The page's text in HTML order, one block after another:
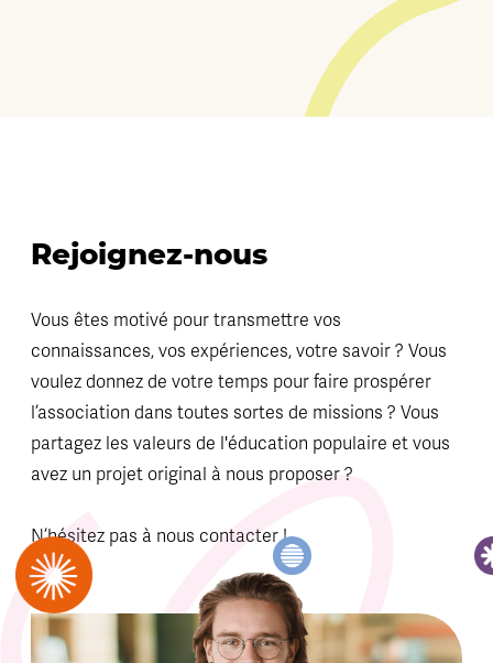
Rejoignez-nous
Vous êtes motivé pour transmettre vos
connaissances, vos expériences, votre savoir ? Vous
voulez donnez de votre temps pour faire prospérer
l’association dans toutes sortes de missions ? Vous
partagez les valeurs de l'éducation populaire et vous
avez un projet original à nous proposer ?
N’hésitez pas à nous contacter !